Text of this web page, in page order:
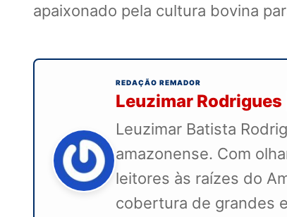
apaixonado pela cultura bovina
REDAÇÃO REMADOR
Leuzimar
Leuzimar Batista
amazonense. Com
leitores às raízes do
cobertura de grandes